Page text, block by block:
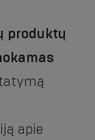
produktų
apie